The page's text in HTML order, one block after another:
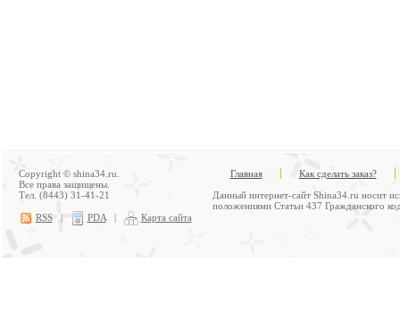
Copyright © shina34.ru.
Все права защищены.
Тел. (8443) 31-41-21
RSS | PDA | Карта сайта
Главная
Как сделать заказ?
Данный интернет-сайт Shina34.ru носит
положениями Статьи 437 Гражданского